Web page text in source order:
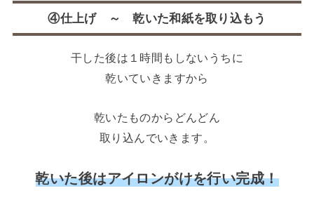
④仕上げ ～ 乾いた和紙を取り込もう
干した後は１時間もしないうちに
乾いていきますから
乾いたものからどんどん
取り込んでいきます。
乾いた後はアイロンがけを行い完成！